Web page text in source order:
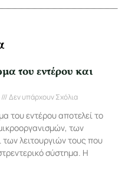
του εντέρου και
Δεν υπάρχουν Σχόλια
του εντέρου αποτελεί το
των
των λειτουργιών τους που
σύστημα. Η